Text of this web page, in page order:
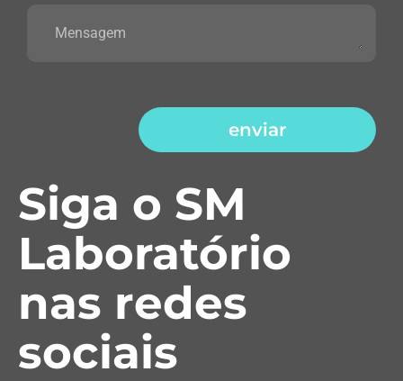
enviar
Siga o SM
Laboratório
nas redes
sociais